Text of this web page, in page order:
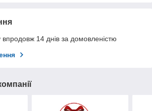
14 днів за домовленістю